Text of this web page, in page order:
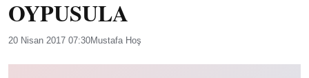
OYPUSULA
20 Nisan 2017 07:30Mustafa Hoş